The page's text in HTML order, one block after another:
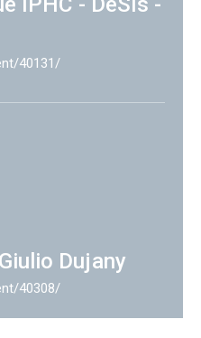
40131/
Dujany
40308/